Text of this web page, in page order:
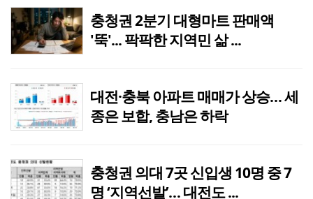
충청권 2분기 대형마트 판매액
'뚝'... 팍팍한 지역민 삶 ...
대전·충북 아파트 매매가 상승… 세
종은 보합, 충남은 하락
충청권 의대 7곳 신입생 10명 중 7
명 ‘지역선발’… 대전도 ...